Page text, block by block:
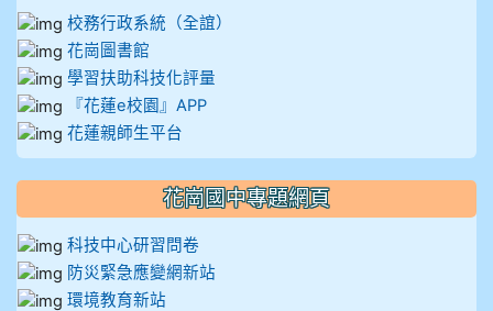
校務行政系統（全誼）
花崗圖書館
學習扶助科技化評量
『花蓮e校園』APP
花蓮親師生平台
花崗國中專題網頁
科技中心研習問卷
防災緊急應變網新站
環境教育新站